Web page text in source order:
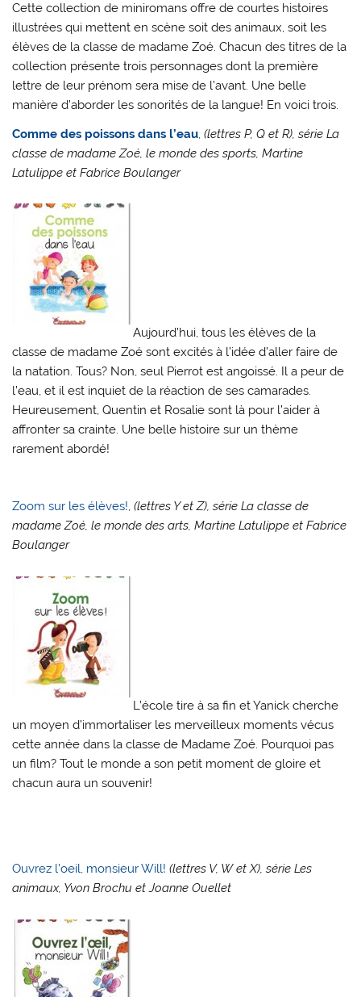
Cette collection de miniromans offre de courtes histoires
illustrées qui mettent en scène soit des animaux, soit les
élèves de la classe de madame Zoé. Chacun des titres de la
collection présente trois personnages dont la première
lettre de leur prénom sera mise de l’avant. Une belle
manière d’aborder les sonorités de la langue! En voici trois.
Comme des poissons dans l’eau ,(lettres P, Q et R), série La
classe de madame Zoé, le monde des sports, Martine
Latulippe et Fabrice Boulanger
Aujourd’hui, tous les élèves de la
classe de madame Zoé sont excités à l’idée d’aller faire de
la natation. Tous? Non, seul Pierrot est angoissé. Il a peur de
l’eau, et il est inquiet de la réaction de ses camarades.
Heureusement, Quentin et Rosalie sont là pour l’aider à
affronter sa crainte. Une belle histoire sur un thème
rarement abordé!
Zoom sur les élèves!, (lettres Y et Z), série La classe de
madame Zoé, le monde des arts, Martine Latulippe et Fabrice
Boulanger
L’école tire à sa fin et Yanick cherche
un moyen d’immortaliser les merveilleux moments vécus
cette année dans la classe de Madame Zoé. Pourquoi pas
un film? Tout le monde a son petit moment de gloire et
chacun aura un souvenir!
Ouvrez l’oeil, monsieur Will! (lettres V, W et X), série Les
animaux, Yvon Brochu et Joanne Ouellet